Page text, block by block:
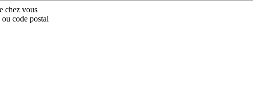
chez vous
code postal